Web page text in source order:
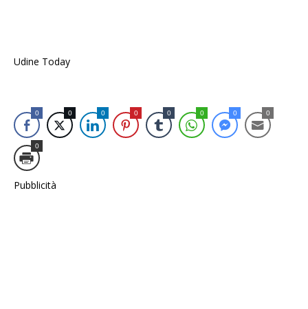
Udine Today
0 0 0 0 0 0 0 0
0
Pubblicità